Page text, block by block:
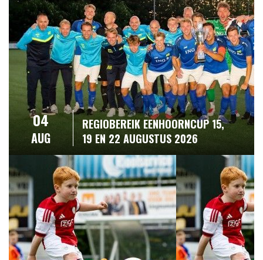
04
AUG
REGIOBEREIK EENHOORNCUP 15,
19 EN 22 AUGUSTUS 2026